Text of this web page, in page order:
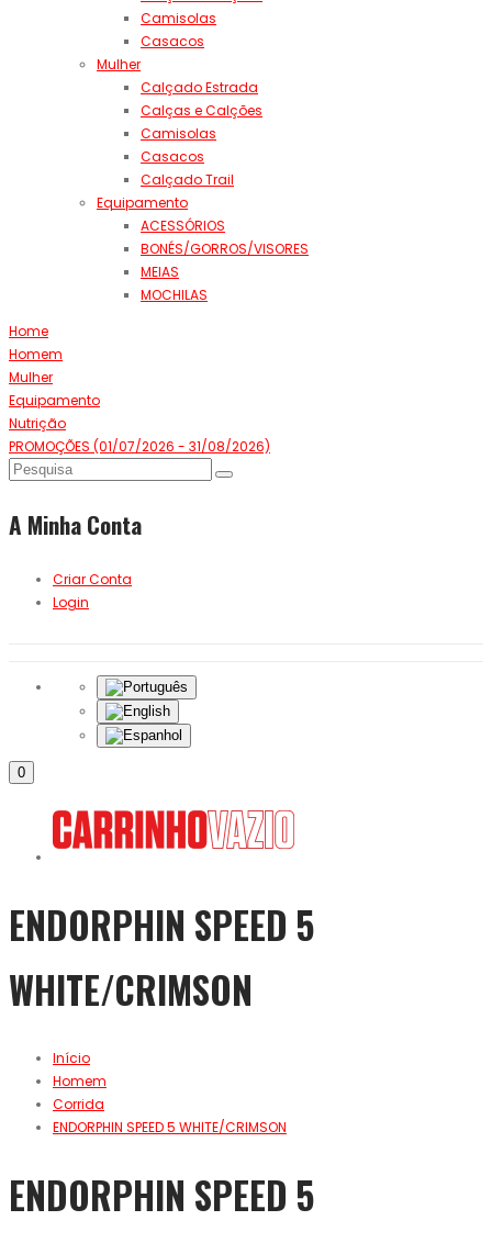
Camisolas
Casacos
Mulher
Calçado Estrada
Calças e Calções
Camisolas
Casacos
Calçado Trail
Equipamento
ACESSÓRIOS
BONÉS/GORROS/VISORES
MEIAS
MOCHILAS
Home
Homem
Mulher
Equipamento
Nutrição
PROMOÇÕES (01/07/2026 - 31/08/2026)
A Minha Conta
Criar Conta
Login
0
ENDORPHIN SPEED 5
WHITE/CRIMSON
Início
Homem
Corrida
ENDORPHIN SPEED 5 WHITE/CRIMSON
ENDORPHIN SPEED 5